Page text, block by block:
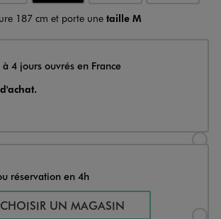
187 cm et porte une taille M
4 jours ouvrés en France
réservation en 4h
Sélectionner l’option de
CHOISIR UN MAGASIN